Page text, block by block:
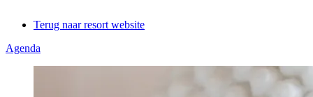
Terug naar resort website
Agenda